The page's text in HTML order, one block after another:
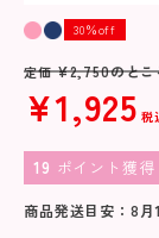
30％off
定価 ¥2,750のとこ
¥1,925 税
19 ポイント獲得
商品発送目安： 8月